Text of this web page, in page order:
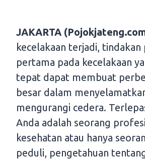
JAKARTA
kecelakaan terjadi,
pertama pada kecelakaan
tepat dapat membuat
besar dalam
mengurangi cedera.
Anda adalah seorang
kesehatan atau hanya
peduli, pengetahuan